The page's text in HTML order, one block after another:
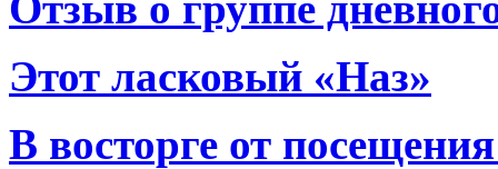
Этот ласковый «Наз»
В восторге от